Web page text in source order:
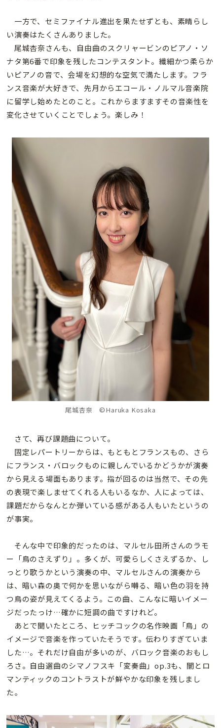
一方で、セミファイナル進出を果たせずとも、素晴らし
い演奏はたくさんありました。
尾城杏奈さんも、自由曲のスクリャービンのピアノ・ソ
ナタ第6番で印象を残したコンテスタント。繊細かつ柔らか
いピアノの音で、会場を幻想的な空気で満たします。フラ
ンス音楽が大好きで、先月からエコール・ノルマル音楽院
に留学し始めたとのこと。これからますますその音楽性を
変化させていくことでしょう。楽しみ！
尾城杏奈 ©Haruka Kosaka
さて、再び課題曲について。
固定レパートリーからは、もともとフランスもの、さら
にフランス・バロックものに親しんでいるかどうかが演奏
から見える場面もあります。指が回るのは当然で、その先
の表現で楽しませてくれる人もいるなか、人によっては、
課題だからなんとか弾いている感がある人もいたというの
が事実。
そんな中で印象的だったのは、マルセル田所さんのラモ
ー「鳥のさえずり」。多くが、可愛らしくさえずるか、し
っとり歌うかという演奏の中、マルセルさんの演奏から
は、暗い森の奥で何かを思いながら囀る、暗い色の羽を持
つ鳥の姿が見えてくるよう。この曲、こんなに暗いイメー
ジだったっけ…確かに短調の曲ですけれど。
あとで聞いたところ、ヒッチコックの名作映画「鳥」の
イメージで音楽を作っていたそうです。伝わりすぎていま
した…。それだけ自由が多いのが、バロック音楽のおもし
ろさ。自由選曲のシマノフスキ「変奏曲」op.3も、闇とロ
マンティックのコントラストが鮮やかな印象を残しまし
た。